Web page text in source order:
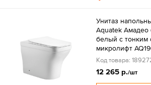
Унитаз
Aquatek Амадео
белый с тонким
микролифт
Код товара:
12 265 р./шт